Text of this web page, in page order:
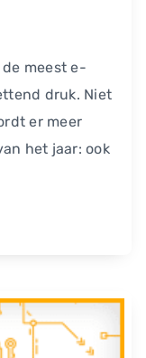
meest e-
druk. Niet
er meer
het jaar: ook